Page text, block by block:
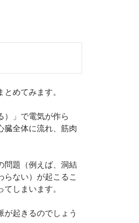
めてみます。
）」で電気が作ら
臓全体に流れ、筋肉
問題（例えば、洞結
ない）が起こるこ
しまいます。
が起きるのでしょう